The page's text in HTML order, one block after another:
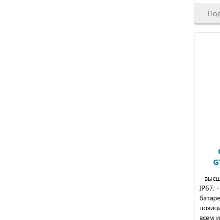
-
IP67;
всем